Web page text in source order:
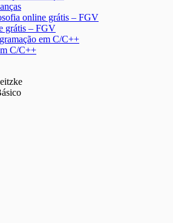
grátis – FGV
C/C++